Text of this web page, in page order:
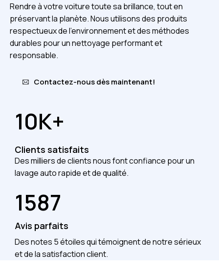
Rendre à votre voiture toute sa brillance, tout en
préservant la planète. Nous utilisons des produits
respectueux de l’environnement et des méthodes
durables pour un nettoyage performant et
responsable.
Contactez-nous dès maintenant!
10K+
Clients satisfaits
Des milliers de clients nous font confiance pour un
lavage auto rapide et de qualité.
1587
Avis parfaits
Des notes 5 étoiles qui témoignent de notre sérieux
et de la satisfaction client.